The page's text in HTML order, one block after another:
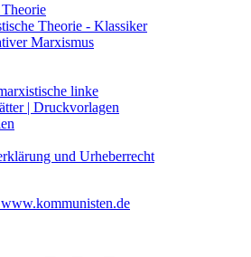
Theorie - Klassiker
Marxismus
linke
| Druckvorlagen
und Urheberrecht
www.kommunisten.de